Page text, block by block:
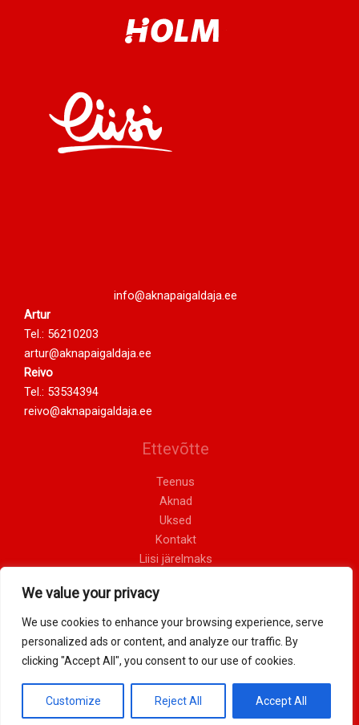
We value your privacy
We use cookies to enhance your browsing experience, serve
personalized ads or content, and analyze our traffic. By
clicking "Accept All", you consent to our use of cookies.
Customize Reject All Accept All
info@aknapaigaldaja.ee
Artur
Tel.: 56210203
artur@aknapaigaldaja.ee
Reivo
Tel.: 53534394
reivo@aknapaigaldaja.ee
Ettevõtte
Teenus
Aknad
Uksed
Kontakt
Liisi järelmaks
Müügitingimused
Copyright © 2026 Alfawest OÜ
Powered by Alfawest OÜ